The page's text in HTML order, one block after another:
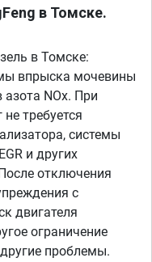
в Томске.
в Томске:
впрыска мочевины
азота NOx. При
требуется
системы
и других
отключения
с
двигателя
ограничение
проблемы.